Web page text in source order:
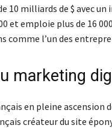
10 milliards de $ avec un
et emploie plus de 16
comme l’un des
marketing
en pleine ascension
créateur du site